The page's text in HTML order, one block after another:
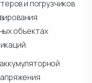
и погрузчиков
объектах